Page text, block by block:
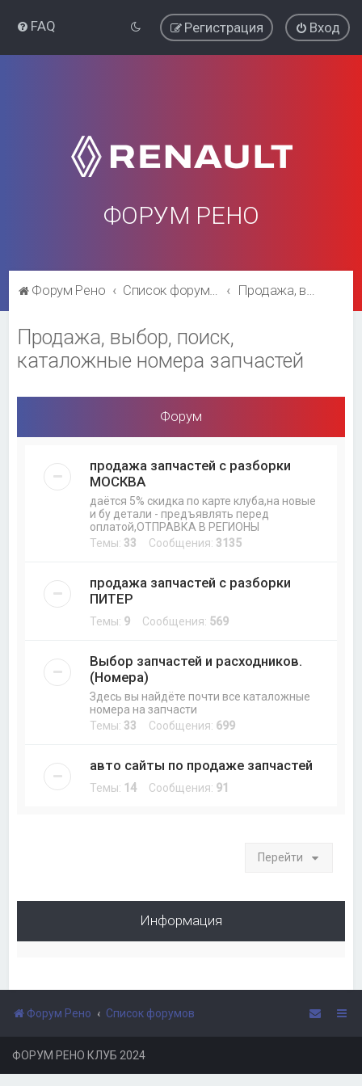
FAQ Вход
Регистрация
ФОРУМ РЕНО
Форум Рено Список форумов Продажа, выбор, поиск, каталожные номера запчастей
Продажа, выбор, поиск,
каталожные номера запчастей
Форум
продажа запчастей с разборки
МОСКВА
даётся 5% скидка по карте клуба,на новые
и бу детали - предъявлять перед
оплатой,ОТПРАВКА В РЕГИОНЫ
Темы: 33 Сообщения: 3135
продажа запчастей с разборки
ПИТЕР
Темы: 9 Сообщения: 569
Выбор запчастей и расходников.
(Номера)
Здесь вы найдёте почти все каталожные
номера на запчасти
Темы: 33 Сообщения: 699
авто сайты по продаже запчастей
Темы: 14 Сообщения: 91
Перейти
Информация
Форум Рено Список форумов
ФОРУМ РЕНО КЛУБ 2024